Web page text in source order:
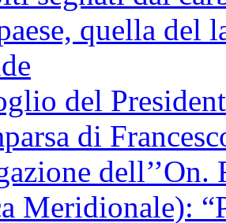
quella del
del
di
Meridionale):